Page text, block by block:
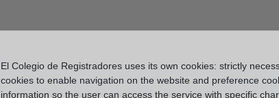
El Colegio de Registradores uses its own cookies: strictly
cookies to enable navigation on the website and preference
information so the user can access the service with specific